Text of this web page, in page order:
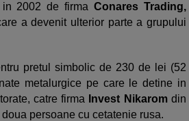
in 2002 de firmaConares Trading,
a devenit ulterior parte a grupului
pretul simbolic de 230 de lei (52
metalurgice pe care le detine in
catre firma Invest Nikaromdin
persoane cu cetatenie rusa.